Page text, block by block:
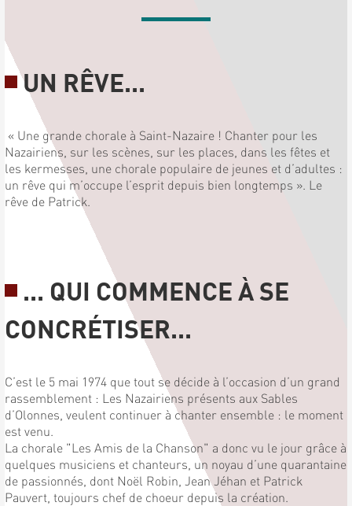
UN RÊVE...
« Une grande chorale à Saint-Nazaire ! Chanter pour les
Nazairiens, sur les scènes, sur les places, dans les fêtes et
les kermesses, une chorale populaire de jeunes et d’adultes :
un rêve qui m’occupe l’esprit depuis bien longtemps ». Le
rêve de Patrick.
... QUI COMMENCE À SE
CONCRÉTISER...
C’est le 5 mai 1974 que tout se décide à l’occasion d’un grand
rassemblement : Les Nazairiens présents aux Sables
d’Olonnes, veulent continuer à chanter ensemble : le moment
est venu.
La chorale "Les Amis de la Chanson" a donc vu le jour grâce à
quelques musiciens et chanteurs, un noyau d’une quarantaine
de passionnés, dont Noël Robin, Jean Jéhan et Patrick
Pauvert, toujours chef de choeur depuis la création.